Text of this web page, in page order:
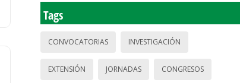
Tags
CONVOCATORIAS INVESTIGACIÓN
EXTENSIÓN JORNADAS CONGRESOS